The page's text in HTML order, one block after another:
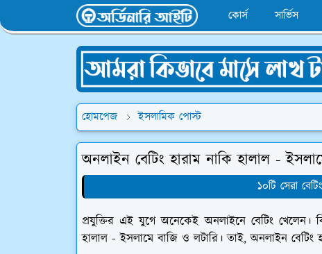
কোর্স সার্ভিস
হোমপেজ ইসলামিক পোস্ট
অনলাইন বেটিং হারাম নাকি হালাল -
১০টি সেরা
প্রযুক্তির এই যুগে অনেকেই অনলাইনে বেটিং খেলেন।
হালাল - ইসলামে বাজি ও লটারি। তাই, অনলাইন